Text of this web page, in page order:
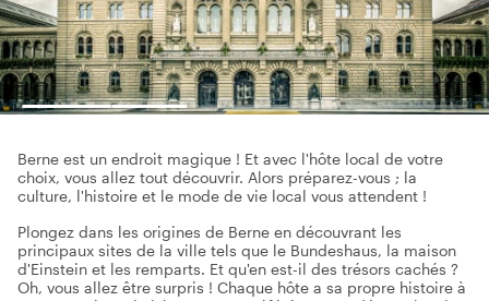
Berne est un endroit magique ! Et avec l'hôte local de votre
choix, vous allez tout découvrir. Alors préparez-vous ; la
culture, l'histoire et le mode de vie local vous attendent !
Plongez dans les origines de Berne en découvrant les
principaux sites de la ville tels que le Bundeshaus, la maison
d'Einstein et les remparts. Et qu'en est-il des trésors cachés ?
Oh, vous allez être surpris ! Chaque hôte a sa propre histoire à